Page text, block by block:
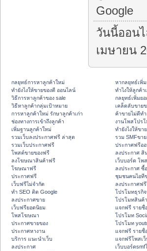
Google
วันนี้ออน
เมษายน
กลยุทธ์การหาลูกค้าใหม่
ทํายังไงให้ขายของดี ออนไลน์
วิธีการหาลูกค้าของ sale
วิธีหาลูกค้ากลุ่มเป้าหมาย
การหาลูกค้าใหม่ รักษาลูกค้าเก่า
ช่องทางการเข้าถึงลูกค้า
เพิ่มฐานลูกค้าใหม่
รวมเว็บลงประกาศฟรี ล่าสุด
รวมเว็บประกาศฟรี
โพสต์ขายของฟรี
ลงโฆษณาสินค้าฟรี
โฆษณาฟรี
ประกาศฟรี
เว็บฟรีไม่จำกัด
ทำ SEO ติด Google
ลงประกาศขาย
เว็บฟรียอดนิยม
โพสโฆษณา
ประกาศขายของ
ประกาศหางาน
บริการ แนะนำเว็บ
ลงประกาศ
หากลยุทธ์เพิ่
ทําไงให้ลูกค้า
กลยุทธ์เพิ่มย
เคล็ดลับขายข
ค้าขายไม่ดีทำ
งานโพสโปร
ทํายังไงให้ขา
รวม SMFขา
ประกาศฟรีอ
ลงประกาศ สิ
เว็บบอร์ด โพ
ลงประกาศ ซื้
ชุมชนคนไอที
ลงประกาศฟ
โปรโมทธุรกิ
โปรโมทสินค้
แจกฟรี รายชื่
โปรโมท
โปรโมท
แจกฟรี รายชื่
แจกฟรีโพสเ
เว็บบอร์ด